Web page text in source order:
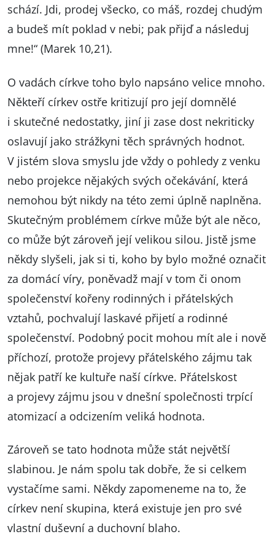
schází. Jdi, prodej všecko, co máš, rozdej chudým
a budeš mít poklad v nebi; pak přijď a následuj
mne!“ (Marek 10,21).
O vadách církve toho bylo napsáno velice mnoho.
Někteří církev ostře kritizují pro její domnělé
i skutečné nedostatky, jiní ji zase dost nekriticky
oslavují jako strážkyni těch správných hodnot.
V jistém slova smyslu jde vždy o pohledy z venku
nebo projekce nějakých svých očekávání, která
nemohou být nikdy na této zemi úplně naplněna.
Skutečným problémem církve může být ale něco,
co může být zároveň její velikou silou. Jistě jsme
někdy slyšeli, jak si ti, koho by bylo možné označit
za domácí víry, poněvadž mají v tom či onom
společenství kořeny rodinných i přátelských
vztahů, pochvalují laskavé přijetí a rodinné
společenství. Podobný pocit mohou mít ale i nově
příchozí, protože projevy přátelského zájmu tak
nějak patří ke kultuře naší církve. Přátelskost
a projevy zájmu jsou v dnešní společnosti trpící
atomizací a odcizením veliká hodnota.
Zároveň se tato hodnota může stát největší
slabinou. Je nám spolu tak dobře, že si celkem
vystačíme sami. Někdy zapomeneme na to, že
církev není skupina, která existuje jen pro své
vlastní duševní a duchovní blaho.